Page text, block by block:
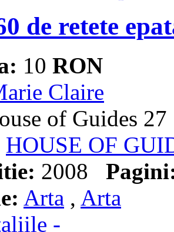
de retete
10 RON
Claire
of Guides 27
HOUSE OF
2008
Arta , Arta
-